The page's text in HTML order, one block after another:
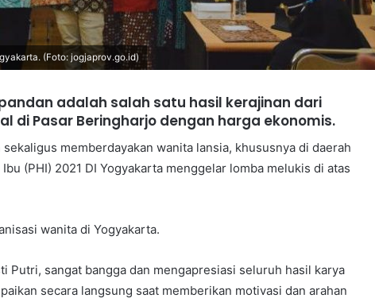
(Foto: jogjaprov.go.id)
adalah salah satu hasil kerajinan dari
di Pasar Beringharjo dengan harga ekonomis.
memberdayakan wanita lansia, khususnya di daerah
(PHI) 2021 DI Yogyakarta menggelar lomba melukis di atas
wanita di Yogyakarta.
Putri, sangat bangga dan mengapresiasi seluruh hasil karya
secara langsung saat memberikan motivasi dan arahan